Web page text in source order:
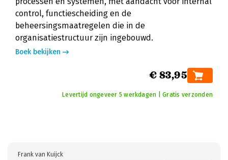
control, functiescheiding en de
beheersingsmaatregelen die in de
organisatiestructuur zijn ingebouwd.
Boek bekijken
€ 83,95
Levertijd ongeveer 5 werkdagen | Gratis verzonden
Frank van Kuijck